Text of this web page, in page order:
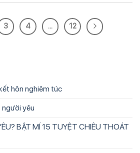
3 4 … 12
hôn nghiêm túc
yêu
BẬT MÍ 15 TUYỆT CHIÊU THOÁT